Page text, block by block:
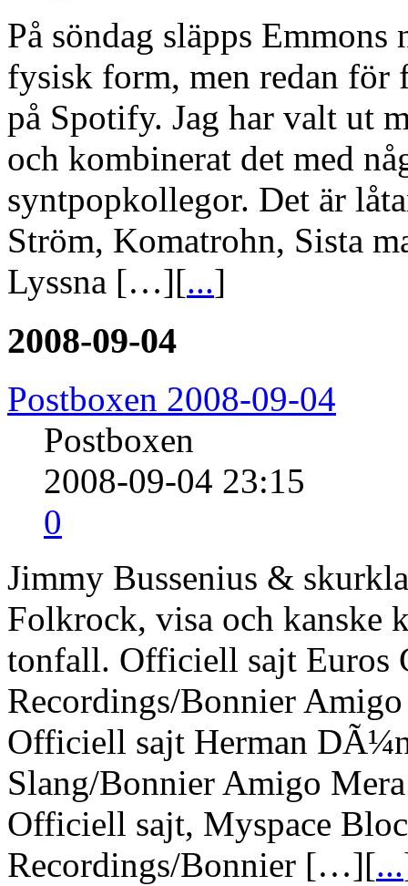
På söndag släpps
fysisk form, men redan för
på Spotify. Jag har valt ut
och kombinerat det med
syntpopkollegor. Det är
Ström, Komatrohn, Sista
Lyssna […][...]
2008-09-04
Postboxen 2008-09-04
Postboxen
2008-09-04 23:15
0
Jimmy Bussenius &
Folkrock, visa och kanske
tonfall. Officiell sajt Euros
Recordings/Bonnier
Officiell sajt Herman
Slang/Bonnier Amigo
Officiell sajt, Myspace
Recordings/Bonnier […][...